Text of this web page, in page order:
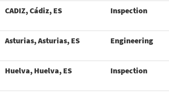
CADIZ, Cádiz, ES Inspection
Asturias, Asturias, ES Engineering
Huelva, Huelva, ES Inspection